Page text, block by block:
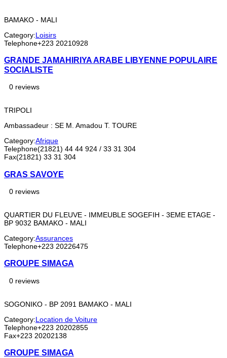
BAMAKO - MALI
Category:Loisirs
Telephone+223 20210928
GRANDE JAMAHIRIYA ARABE LIBYENNE POPULAIRE
SOCIALISTE
0 reviews
TRIPOLI
Ambassadeur : SE M. Amadou T. TOURE
Category:Afrique
Telephone(21821) 44 44 924 / 33 31 304
Fax(21821) 33 31 304
GRAS SAVOYE
0 reviews
QUARTIER DU FLEUVE - IMMEUBLE SOGEFIH - 3EME ETAGE -
BP 9032 BAMAKO - MALI
Category:Assurances
Telephone+223 20226475
GROUPE SIMAGA
0 reviews
SOGONIKO - BP 2091 BAMAKO - MALI
Category:Location de Voiture
Telephone+223 20202855
Fax+223 20202138
GROUPE SIMAGA